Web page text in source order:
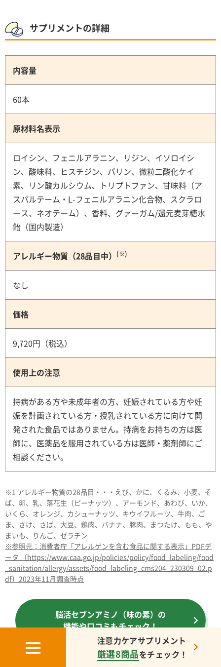
サプリメントの詳細
内容量
60本
原材料名表示
ロイシン、フェニルアラニン、リジン、イソロイシ
ン、酸味料、ヒスチジン、バリン、微粒二酸化ケイ
素、リン酸カルシウム、トリプトファン、甘味料（ア
スパルテーム・L-フェニルアラニン化合物、スクラロ
ース、ネオテーム）、香料、グァーガム/還元麦芽糖水
飴（国内製造）
アレルギー物質（28品目中） (※)
なし
価格
9,720円（税込）
使用上の注意
持病がある方や未成年者の方、妊娠されている方や妊
娠を計画されている方・授乳されている方に向けて開
発された食品ではありません。持病をお持ちの方は医
師に、医薬品を服用されている方は医師・薬剤師にご
相談ください。
※1 アレルギー物質の28品目・・・えび、かに、くるみ、小麦、そ
ば、卵、乳、落花生（ピーナッツ）、アーモンド、あわび、いか、
いくら、オレンジ、カシューナッツ、キウイフルーツ、牛肉、ご
ま、さけ、さば、大豆、鶏肉、バナナ、豚肉、まつたけ、もも、や
まいも、りんご、ゼラチン
※参照元：消費者庁「アレルゲンを含む食品に関する表示」PDFデ
ータ （https://www.caa.go.jp/policies/policy/food_labeling/food
_sanitation/allergy/assets/food_labeling_cms204_230309_02.p
df）2023年11月調査時点
脳活セブンアミノ（味の素）の
機能や口コミもチェック！
注意力ケアサプリメント
厳選8商品をチェック！